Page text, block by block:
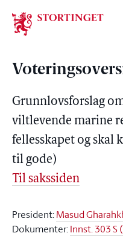
Stortinget.no
Grunnlovsforslag
viltlevende marine
fellesskapet og skal
til gode)
Til sakssiden
President:Masud
Dokumenter:Innst. 303 S